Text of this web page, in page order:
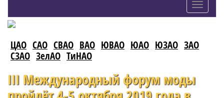
Toggle
ЦАО САО СВАО ВАО ЮВАО ЮАО ЮЗАО ЗАО
СЗАО ЗелАО ТиНАО
III Международный форум моды